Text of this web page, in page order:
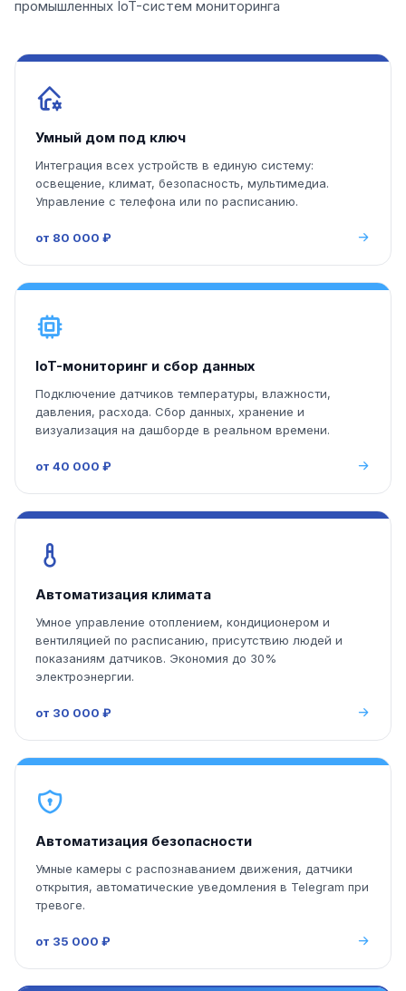
промышленных IoT-систем мониторинга
Умный дом под ключ
Интеграция всех устройств в единую систему:
освещение, климат, безопасность, мультимедиа.
Управление с телефона или по расписанию.
от 80 000 ₽
IoT-мониторинг и сбор данных
Подключение датчиков температуры, влажности,
давления, расхода. Сбор данных, хранение и
визуализация на дашборде в реальном времени.
от 40 000 ₽
Автоматизация климата
Умное управление отоплением, кондиционером и
вентиляцией по расписанию, присутствию людей и
показаниям датчиков. Экономия до 30%
электроэнергии.
от 30 000 ₽
Автоматизация безопасности
Умные камеры с распознаванием движения, датчики
открытия, автоматические уведомления в Telegram при
тревоге.
от 35 000 ₽